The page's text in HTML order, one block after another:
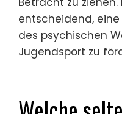
junge
Elite junge
Drucksituationen,
Dieser Druck